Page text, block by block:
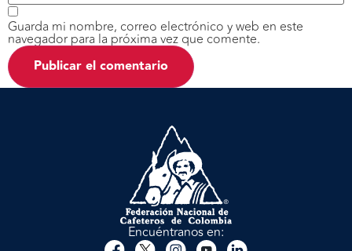
Guarda mi nombre, correo electrónico y web en este
navegador para la próxima vez que comente.
Encuéntranos en: